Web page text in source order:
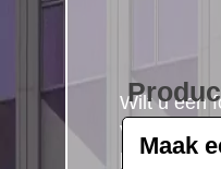
Wilt u een
volgende
postcode